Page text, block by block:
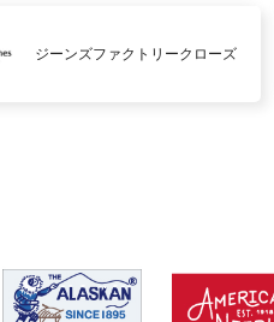
ジーンズファクトリークローズ